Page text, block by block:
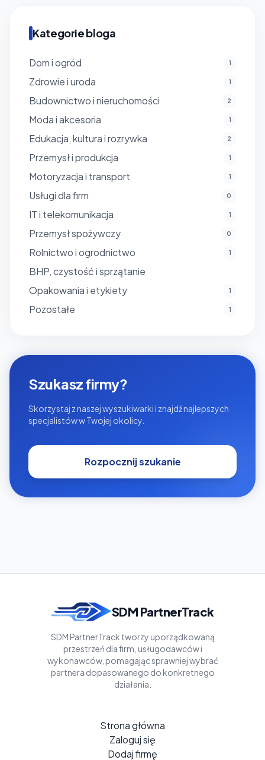
Kategorie bloga
Dom i ogród 1
Zdrowie i uroda 1
Budownictwo i nieruchomości 2
Moda i akcesoria 1
Edukacja, kultura i rozrywka 2
Przemysł i produkcja 1
Motoryzacja i transport 1
Usługi dla firm 0
IT i telekomunikacja 1
Przemysł spożywczy 0
Rolnictwo i ogrodnictwo 1
BHP, czystość i sprzątanie
Opakowania i etykiety
1
Pozostałe 1
Szukasz firmy?
Skorzystaj z naszej wyszukiwarki i znajdź najlepszych
specjalistów w Twojej okolicy.
Rozpocznij szukanie
SDM PartnerTrack
SDM PartnerTrack tworzy uporządkowaną
przestrzeń dla firm, usługodawców i
wykonawców, pomagając sprawniej wybrać
partnera dopasowanego do konkretnego
działania.
Strona główna
Zaloguj się
Dodaj firmę